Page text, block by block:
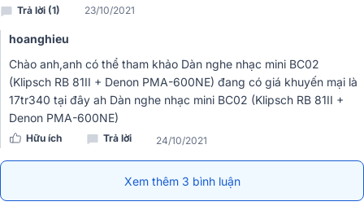
Trả lời (1) 23/10/2021
hoanghieu
Chào anh,anh có thể tham khảo Dàn nghe nhạc mini BC02
(Klipsch RB 81II + Denon PMA-600NE) đang có giá khuyến mại là
17tr340 tại đây ah Dàn nghe nhạc mini BC02 (Klipsch RB 81II +
Denon PMA-600NE)
Hữu ích Trả lời 24/10/2021
Xem thêm 3 bình luận